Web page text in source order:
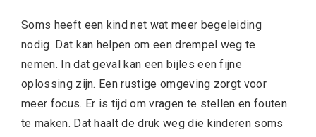
Soms heeft een kind net wat meer begeleiding
nodig. Dat kan helpen om een drempel weg te
nemen. In dat geval kan een bijles een fijne
oplossing zijn. Een rustige omgeving zorgt voor
meer focus. Er is tijd om vragen te stellen en fouten
te maken. Dat haalt de druk weg die kinderen soms